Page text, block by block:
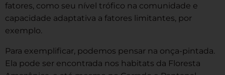
fatores, como seu nível trófico na comunidade e
capacidade adaptativa a fatores limitantes, por
exemplo.
Para exemplificar, podemos pensar na onça-pintada.
Ela pode ser encontrada nos habitats da Floresta